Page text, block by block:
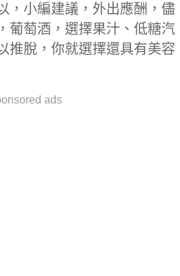
，小編建議，外出應酬，儘
葡萄酒，選擇果汁、低糖汽
推脫，你就選擇還具有美容
ads